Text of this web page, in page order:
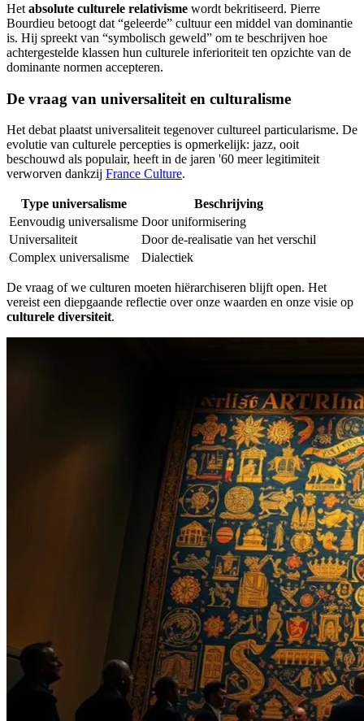
Het absolute culturele relativisme wordt bekritiseerd. Pierre
Bourdieu betoogt dat “geleerde” cultuur een middel van dominantie
is. Hij spreekt van “symbolisch geweld” om te beschrijven hoe
achtergestelde klassen hun culturele inferioriteit ten opzichte van de
dominante normen accepteren.
De vraag van universaliteit en culturalisme
Het debat plaatst universaliteit tegenover cultureel particularisme. De
evolutie van culturele percepties is opmerkelijk: jazz, ooit
beschouwd als populair, heeft in de jaren '60 meer legitimiteit
verworven dankzij France Culture.
Type universalisme
Beschrijving
Eenvoudig universalisme Door uniformisering
Universaliteit
Door de-realisatie van het verschil
Complex universalisme
Dialectiek
De vraag of we culturen moeten hiërarchiseren blijft open. Het
vereist een diepgaande reflectie over onze waarden en onze visie op
culturele diversiteit.